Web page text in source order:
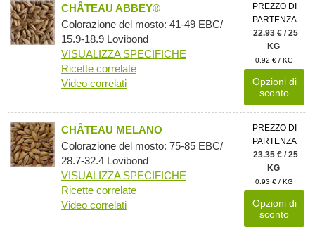
CHÂTEAU ABBEY®
Colorazione del mosto: 41-49 EBC/
15.9-18.9 Lovibond
VISUALIZZA SPECIFICHE
Ricette correlate
Video correlati
PREZZO DI
PARTENZA
22.93 € / 25
KG
0.92 € / KG
Opzioni di
sconto
CHÂTEAU MELANO
Colorazione del mosto: 75-85 EBC/
28.7-32.4 Lovibond
VISUALIZZA SPECIFICHE
Ricette correlate
Video correlati
PREZZO DI
PARTENZA
23.35 € / 25
KG
0.93 € / KG
Opzioni di
sconto